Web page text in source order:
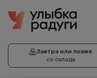
Завтра или позже
со склада